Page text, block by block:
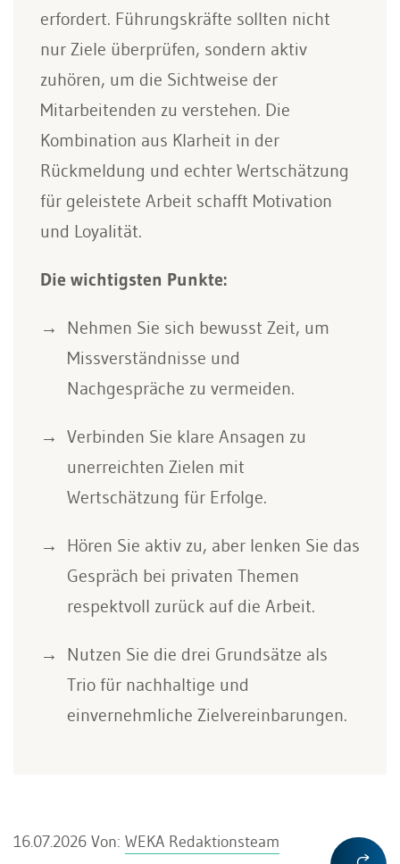
erfordert. Führungskräfte sollten nicht
nur Ziele überprüfen, sondern aktiv
zuhören, um die Sichtweise der
Mitarbeitenden zu verstehen. Die
Kombination aus Klarheit in der
Rückmeldung und echter Wertschätzung
für geleistete Arbeit schafft Motivation
und Loyalität.
Die wichtigsten Punkte:
Nehmen Sie sich bewusst Zeit, um
Missverständnisse und
Nachgespräche zu vermeiden.
Verbinden Sie klare Ansagen zu
unerreichten Zielen mit
Wertschätzung für Erfolge.
Hören Sie aktiv zu, aber lenken Sie das
Gespräch bei privaten Themen
respektvoll zurück auf die Arbeit.
Nutzen Sie die drei Grundsätze als
Trio für nachhaltige und
einvernehmliche Zielvereinbarungen.
16.07.2026 Von: WEKA Redaktionsteam